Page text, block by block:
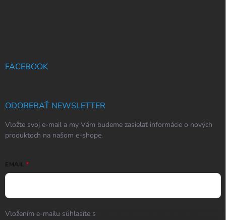
FACEBOOK
ODOBERAŤ NEWSLETTER
Vložte svoj e-mail a my Vám budeme zasielať informácie o nových
produktoch na našom e-shope.
EMAIL
Vložením e-mailu súhlasíte s